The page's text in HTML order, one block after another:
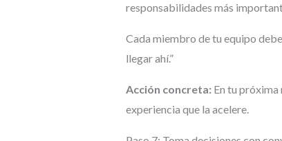
responsabilidades más
Cada miembro de tu equipo
llegar ahí.”
Acción concreta: En tu próxima
experiencia que la acelere.